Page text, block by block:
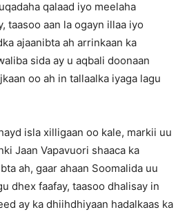
qalaad iyo meelaha
taasoo aan la ogayn illaa iyo
ajaanibta ah arrinkaan ka
sida ay u aqbali doonaan
oo ah in tallaalka iyaga lagu
isla xilligaan oo kale, markii uu
Jaan Vapavuori shaaca ka
ah, gaar ahaan Soomalida uu
dhex faafay, taasoo dhalisay in
ay ka dhiihdhiyaan hadalkaas ka